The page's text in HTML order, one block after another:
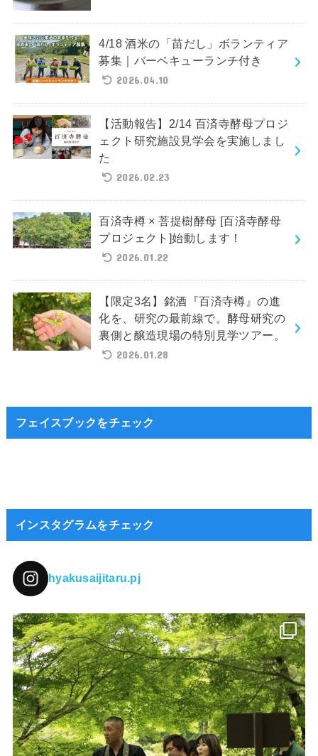
4/18 酒米の「苗だし」ボランティア
募集｜バーベキューランチ付き
2026.04.10
【活動報告】2/14 百済寺酵母プロジ
ェクト研究施設見学会を実施しまし
た
2026.02.23
百済寺樽 × 菩提樹酵母 [百済寺酵母
プロジェクト]始動します！
2026.01.22
【限定3名】銘酒『百済寺樽』の進
化を、研究の最前線で。酵母研究の
裏側と醸造現場の特別見学ツアー。
2026.01.28
フェイスブックをチェック
インスタグラムをチェック
hyakusaijitaru.pj